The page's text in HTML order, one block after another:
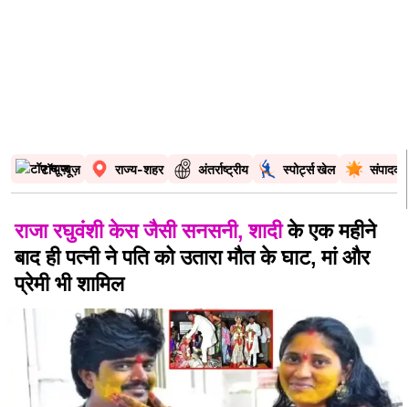
टॉप न्यूज़ राज्य-शहर अंतर्राष्ट्रीय स्पोर्ट्स खेल
राजा रघुवंशी केस जैसी सनसनी, शादीके एक महीने
बाद ही पत्नी ने पति को उतारा मौत के घाट, मां और
प्रेमी भी शामिल